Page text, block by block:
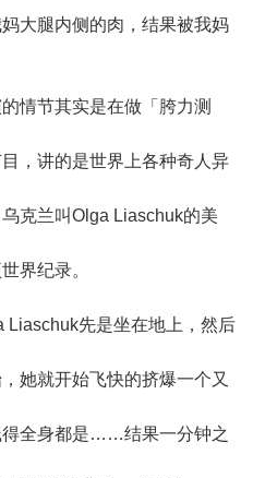
腿内侧的肉，结果被我妈
节其实是在做「胯力测
，讲的是世界上各种奇人异
克兰叫Olga Liaschuk的美
界纪录。
先是坐在地上，然后
她就开始飞快的挤爆一个又
得全身都是……结果一分钟之